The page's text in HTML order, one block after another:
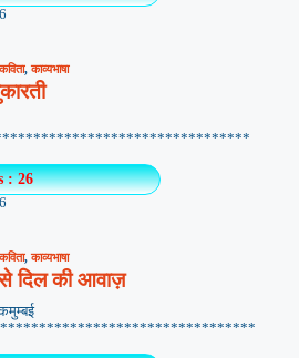
,काव्यभाषा
: 26
,काव्यभाषा
से दिल की आवाज़